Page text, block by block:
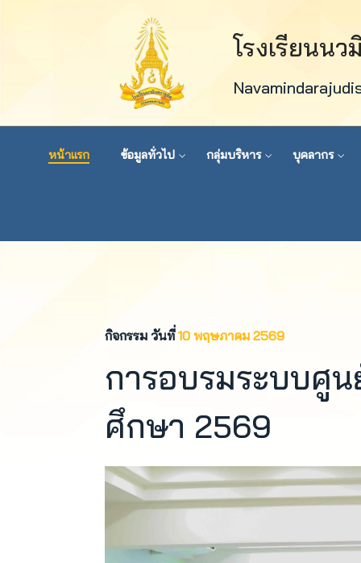
โรงเรียนน
หน้าแรก ข้อมูลทั่วไป กลุ่มบริหาร บุคลากร
กิจกรรม วันที่10 พฤษภาคม 2569
การอบรมระบบศู
ศึกษา 2569